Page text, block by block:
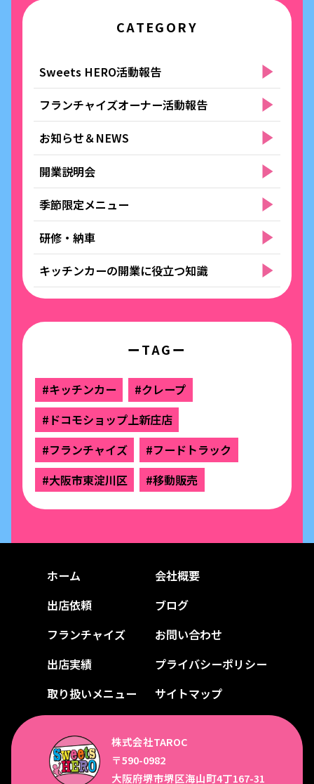
CATEGORY
Sweets HERO活動報告
フランチャイズオーナー活動報告
お知らせ＆NEWS
開業説明会
季節限定メニュー
研修・納車
キッチンカーの開業に役立つ知識
ーTAGー
#キッチンカー
#クレープ
#ドコモショップ上新庄店
#フランチャイズ
#フードトラック
#大阪市東淀川区
#移動販売
ホーム
出店依頼
フランチャイズ
出店実績
取り扱いメニュー
会社概要
ブログ
お問い合わせ
プライバシーポリシー
サイトマップ
株式会社TAROC
〒590-0982
大阪府堺市堺区海山町4丁167-31